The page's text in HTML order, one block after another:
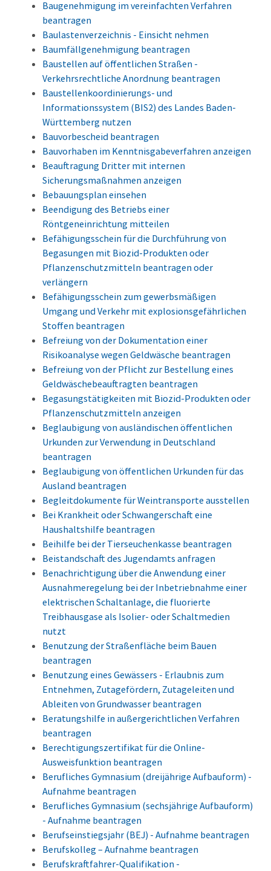
Baugenehmigung im vereinfachten Verfahren
beantragen
Baulastenverzeichnis - Einsicht nehmen
Baumfällgenehmigung beantragen
Baustellen auf öffentlichen Straßen -
Verkehrsrechtliche Anordnung beantragen
Baustellenkoordinierungs- und
Informationssystem (BIS2) des Landes Baden-
Württemberg nutzen
Bauvorbescheid beantragen
Bauvorhaben im Kenntnisgabeverfahren anzeigen
Beauftragung Dritter mit internen
Sicherungsmaßnahmen anzeigen
Bebauungsplan einsehen
Beendigung des Betriebs einer
Röntgeneinrichtung mitteilen
Befähigungsschein für die Durchführung von
Begasungen mit Biozid-Produkten oder
Pflanzenschutzmitteln beantragen oder
verlängern
Befähigungsschein zum gewerbsmäßigen
Umgang und Verkehr mit explosionsgefährlichen
Stoffen beantragen
Befreiung von der Dokumentation einer
Risikoanalyse wegen Geldwäsche beantragen
Befreiung von der Pflicht zur Bestellung eines
Geldwäschebeauftragten beantragen
Begasungstätigkeiten mit Biozid-Produkten oder
Pflanzenschutzmitteln anzeigen
Beglaubigung von ausländischen öffentlichen
Urkunden zur Verwendung in Deutschland
beantragen
Beglaubigung von öffentlichen Urkunden für das
Ausland beantragen
Begleitdokumente für Weintransporte ausstellen
Bei Krankheit oder Schwangerschaft eine
Haushaltshilfe beantragen
Beihilfe bei der Tierseuchenkasse beantragen
Beistandschaft des Jugendamts anfragen
Benachrichtigung über die Anwendung einer
Ausnahmeregelung bei der Inbetriebnahme einer
elektrischen Schaltanlage, die fluorierte
Treibhausgase als Isolier- oder Schaltmedien
nutzt
Benutzung der Straßenfläche beim Bauen
beantragen
Benutzung eines Gewässers - Erlaubnis zum
Entnehmen, Zutagefördern, Zutageleiten und
Ableiten von Grundwasser beantragen
Beratungshilfe in außergerichtlichen Verfahren
beantragen
Berechtigungszertifikat für die Online-
Ausweisfunktion beantragen
Berufliches Gymnasium (dreijährige Aufbauform) -
Aufnahme beantragen
Berufliches Gymnasium (sechsjährige Aufbauform)
- Aufnahme beantragen
Berufseinstiegsjahr (BEJ) - Aufnahme beantragen
Berufskolleg – Aufnahme beantragen
Berufskraftfahrer-Qualifikation -